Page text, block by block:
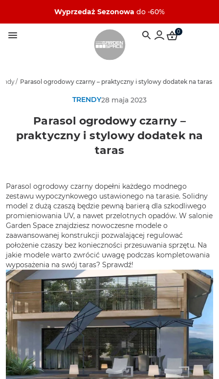
Wyprzedaż Sezonowa do -60%
0
/ Parasol ogrodowy czarny – praktyczny i stylowy dodatek na taras
TRENDY28 maja 2023
Parasol ogrodowy czarny –
praktyczny i stylowy dodatek na
taras
Parasol ogrodowy czarny dopełni każdego modnego
zestawu wypoczynkowego ustawionego na tarasie. Solidny
model z dużą czaszą będzie pewną barierą dla szkodliwego
promieniowania UV, a nawet przelotnych opadów. W salonie
Garden Space znajdziesz nowoczesne modele o
zaawansowanej konstrukcji pozwalającej regulować
położenie czaszy bez konieczności przesuwania sprzętu. Na
jakie modele warto zwrócić uwagę podczas kompletowania
wyposażenia na swój taras? Sprawdź!